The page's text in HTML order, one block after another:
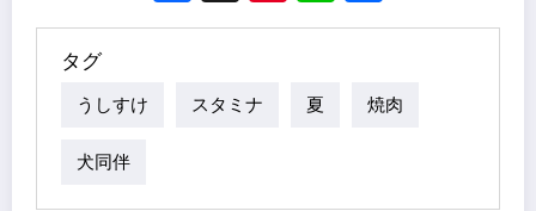
タグ
うしすけ スタミナ 夏 焼肉
犬同伴